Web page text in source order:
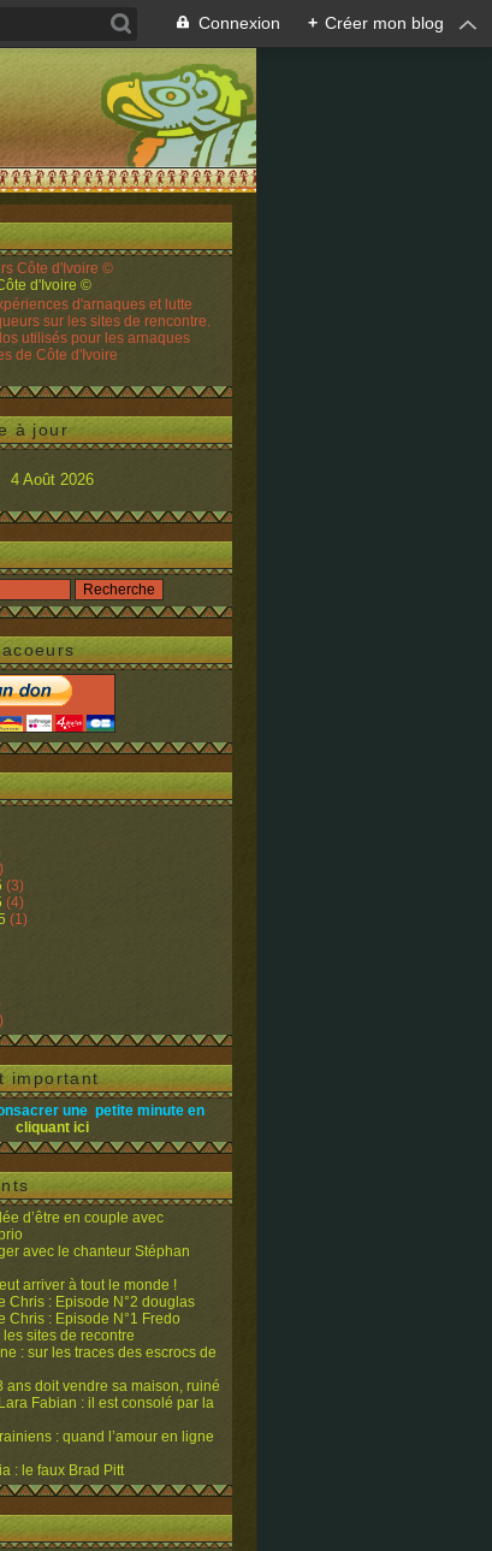
Connexion + Créer mon blog
Côte d'Ivoire ©
d'arnaques et lutte
sur les sites de rencontre.
utilisés pour les arnaques
de Côte d'Ivoire
à jour
4 Août 2026
(3)
(4)
(1)
important
une petite minute en
cliquant ici
d’être en couple avec
avec le chanteur Stéphan
arriver à tout le monde !
Chris : Episode N°2 douglas
Chris : Episode N°1 Fredo
sites de recontre
: sur les traces des escrocs de
ans doit vendre sa maison, ruiné
Fabian : il est consolé par la
: quand l’amour en ligne
: le faux Brad Pitt